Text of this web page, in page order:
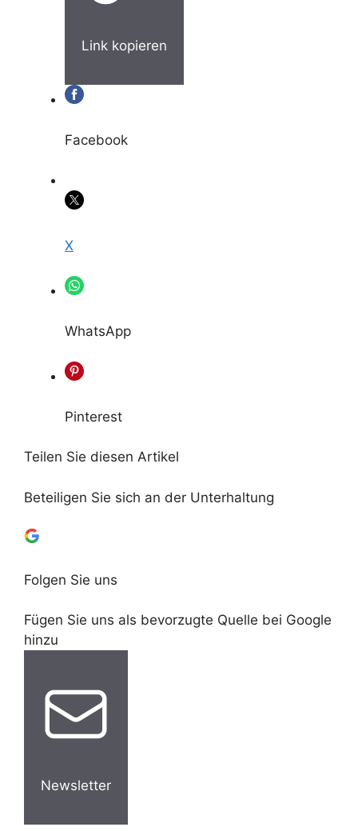
Link kopieren
Facebook
X
WhatsApp
Pinterest
Teilen Sie diesen Artikel
Beteiligen Sie sich an der Unterhaltung
Folgen Sie uns
Fügen Sie uns als bevorzugte Quelle bei Google
hinzu
Newsletter